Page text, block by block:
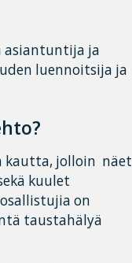
asiantuntija ja
luennoitsija ja
kautta, jolloin näet
kuulet
on
taustahälyä